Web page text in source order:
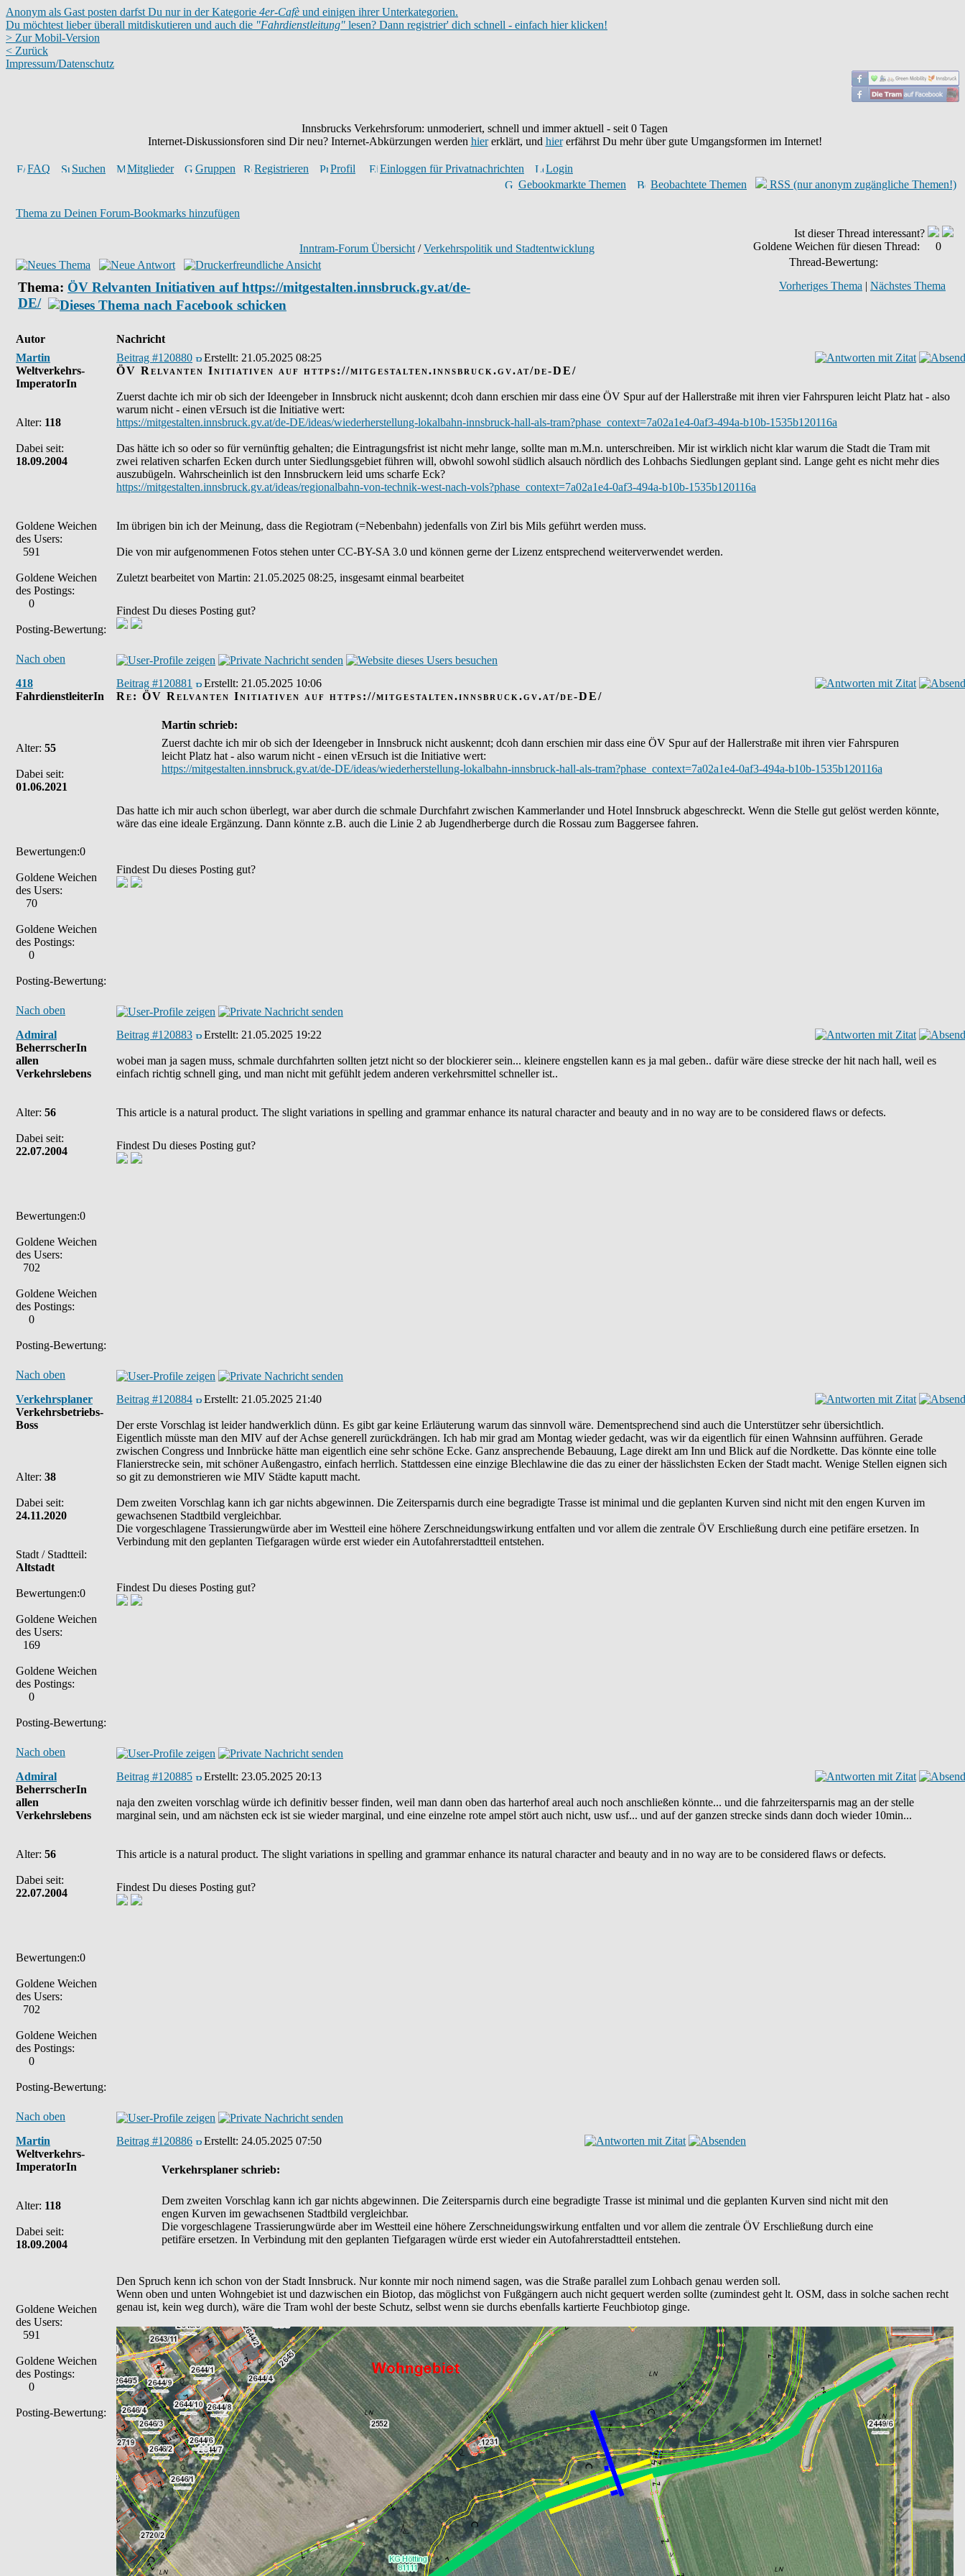
Anonym als Gast posten darfst Du nur in der Kategorie 4er-Cafè und einigen ihrer Unterkategorien.
Du möchtest lieber überall mitdiskutieren und auch die "Fahrdienstleitung" lesen? Dann registrier' dich schnell - einfach hier klicken!
> Zur Mobil-Version
< Zurück
Impressum/Datenschutz
Innsbrucks Verkehrsforum: unmoderiert, schnell und immer aktuell - seit 0 Tagen
Internet-Diskussionsforen sind Dir neu? Internet-Abkürzungen werden hiererklärt, und hiererfährst Du mehr über gute Umgangsformen im Internet!
FAQ Suchen Mitglieder Gruppen Registrieren Profil Einloggen für Privatnachrichten
Login
Gebookmarkte Themen
Beobachtete Themen RSS (nur anonym zugängliche Themen!)
Thema zu Deinen Forum-Bookmarks hinzufügen
Inntram-Forum Übersicht /Verkehrspolitik und Stadtentwicklung
Ist dieser Thread interessant?
Goldene Weichen für diesen Thread:
0
Thread-Bewertung:
Thema: ÖV Relvanten Initiativen auf https://mitgestalten.innsbruck.gv.at/de-
DE/
Vorheriges Thema | Nächstes Thema
Autor
Nachricht
Martin
Weltverkehrs-
ImperatorIn
Alter: 118
Dabei seit:
18.09.2004
Goldene Weichen
des Users:
591
Goldene Weichen
des Postings:
0
Posting-Bewertung:
Beitrag #120880 Erstellt: 21.05.2025 08:25
ÖV Relvanten Initiativen auf https://mitgestalten.innsbruck.gv.at/de-DE/
Zuerst dachte ich mir ob sich der Ideengeber in Innsbruck nicht auskennt; dcoh dann erschien mir dass eine ÖV Spur auf der Hallerstraße mit ihren vier Fahrspuren leicht Platz hat - also
warum nicht - einen vErsuch ist die Initiative wert:
https://mitgestalten.innsbruck.gv.at/de-DE/ideas/wiederherstellung-lokalbahn-innsbruck-hall-als-tram?phase_context=7a02a1e4-0af3-494a-b10b-1535b120116a
Das hätte ich so oder so für vernünftig gehalten; die Eintragungsfrist ist nicht mehr lange, sollte man m.M.n. unterschreiben. Mir ist wirklich nicht klar warum die Stadt die Tram mit
zwei relativen scharfen Ecken durch unter Siedlungsgebiet führen will, obwohl sowohl südlich alsauch nördlich des Lohbachs Siedlungen geplant sind. Lange geht es nicht mehr dies
auszubügeln. Wahrscheinlich ist den Innsbruckern leid ums scharfe Eck?
https://mitgestalten.innsbruck.gv.at/ideas/regionalbahn-von-technik-west-nach-vols?phase_context=7a02a1e4-0af3-494a-b10b-1535b120116a
Im übrigen bin ich der Meinung, dass die Regiotram (=Nebenbahn) jedenfalls von Zirl bis Mils geführt werden muss.
Die von mir aufgenommenen Fotos stehen unter CC-BY-SA 3.0 und können gerne der Lizenz entsprechend weiterverwendet werden.
Zuletzt bearbeitet von Martin: 21.05.2025 08:25, insgesamt einmal bearbeitet
Findest Du dieses Posting gut?
Nach oben
418
FahrdienstleiterIn
Alter: 55
Dabei seit:
01.06.2021
Bewertungen:0
Goldene Weichen
des Users:
70
Goldene Weichen
des Postings:
0
Posting-Bewertung:
Beitrag #120881 Erstellt: 21.05.2025 10:06
Re: ÖV Relvanten Initiativen auf https://mitgestalten.innsbruck.gv.at/de-DE/
Martin schrieb:
Zuerst dachte ich mir ob sich der Ideengeber in Innsbruck nicht auskennt; dcoh dann erschien mir dass eine ÖV Spur auf der Hallerstraße mit ihren vier Fahrspuren
leicht Platz hat - also warum nicht - einen vErsuch ist die Initiative wert:
https://mitgestalten.innsbruck.gv.at/de-DE/ideas/wiederherstellung-lokalbahn-innsbruck-hall-als-tram?phase_context=7a02a1e4-0af3-494a-b10b-1535b120116a
Das hatte ich mir auch schon überlegt, war aber durch die schmale Durchfahrt zwischen Kammerlander und Hotel Innsbruck abgeschreckt. Wenn die Stelle gut gelöst werden könnte,
wäre das eine ideale Ergänzung. Dann könnte z.B. auch die Linie 2 ab Jugendherberge durch die Rossau zum Baggersee fahren.
Findest Du dieses Posting gut?
Nach oben
Admiral
BeherrscherIn
allen
Verkehrslebens
Alter: 56
Dabei seit:
22.07.2004
Bewertungen:0
Goldene Weichen
des Users:
702
Goldene Weichen
des Postings:
0
Posting-Bewertung:
Beitrag #120883 Erstellt: 21.05.2025 19:22
wobei man ja sagen muss, schmale durchfahrten sollten jetzt nicht so der blockierer sein... kleinere engstellen kann es ja mal geben.. dafür wäre diese strecke der hit nach hall, weil es
einfach richtig schnell ging, und man nicht mit gefühlt jedem anderen verkehrsmittel schneller ist..
This article is a natural product. The slight variations in spelling and grammar enhance its natural character and beauty and in no way are to be considered flaws or defects.
Findest Du dieses Posting gut?
Nach oben
Verkehrsplaner
Verkehrsbetriebs-
Boss
Alter: 38
Dabei seit:
24.11.2020
Stadt / Stadtteil:
Altstadt
Bewertungen:0
Goldene Weichen
des Users:
169
Goldene Weichen
des Postings:
0
Posting-Bewertung:
Beitrag #120884 Erstellt: 21.05.2025 21:40
Der erste Vorschlag ist leider handwerklich dünn. Es gibt gar keine Erläuterung warum das sinnvoll wäre. Dementsprechend sind auch die Unterstützer sehr übersichtlich.
Eigentlich müsste man den MIV auf der Achse generell zurückdrängen. Ich hab mir grad am Montag wieder gedacht, was wir da eigentlich für einen Wahnsinn aufführen. Gerade
zwischen Congress und Innbrücke hätte man eigentlich eine sehr schöne Ecke. Ganz ansprechende Bebauung, Lage direkt am Inn und Blick auf die Nordkette. Das könnte eine tolle
Flanierstrecke sein, mit schöner Außengastro, einfach herrlich. Stattdessen eine einzige Blechlawine die das zu einer der hässlichsten Ecken der Stadt macht. Wenige Stellen eignen sich
so git zu demonstrieren wie MIV Städte kaputt macht.
Dem zweiten Vorschlag kann ich gar nichts abgewinnen. Die Zeitersparnis durch eine begradigte Trasse ist minimal und die geplanten Kurven sind nicht mit den engen Kurven im
gewachsenen Stadtbild vergleichbar.
Die vorgeschlagene Trassierungwürde aber im Westteil eine höhere Zerschneidungswirkung entfalten und vor allem die zentrale ÖV Erschließung durch eine petifäre ersetzen. In
Verbindung mit den geplanten Tiefgaragen würde erst wieder ein Autofahrerstadtteil entstehen.
Findest Du dieses Posting gut?
Nach oben
Admiral
BeherrscherIn
allen
Verkehrslebens
Alter: 56
Dabei seit:
22.07.2004
Bewertungen:0
Goldene Weichen
des Users:
702
Goldene Weichen
des Postings:
0
Posting-Bewertung:
Beitrag #120885 Erstellt: 23.05.2025 20:13
naja den zweiten vorschlag würde ich definitiv besser finden, weil man dann oben das harterhof areal auch noch anschließen könnte... und die fahrzeitersparnis mag an der stelle
marginal sein, und am nächsten eck ist sie wieder marginal, und eine einzelne rote ampel stört auch nicht, usw usf... und auf der ganzen strecke sinds dann doch wieder 10min...
This article is a natural product. The slight variations in spelling and grammar enhance its natural character and beauty and in no way are to be considered flaws or defects.
Findest Du dieses Posting gut?
Nach oben
Martin
Weltverkehrs-
ImperatorIn
Alter: 118
Dabei seit:
18.09.2004
Goldene Weichen
des Users:
591
Goldene Weichen
des Postings:
0
Posting-Bewertung:
Beitrag #120886 Erstellt: 24.05.2025 07:50
Verkehrsplaner schrieb:
Dem zweiten Vorschlag kann ich gar nichts abgewinnen. Die Zeitersparnis durch eine begradigte Trasse ist minimal und die geplanten Kurven sind nicht mit den
engen Kurven im gewachsenen Stadtbild vergleichbar.
Die vorgeschlagene Trassierungwürde aber im Westteil eine höhere Zerschneidungswirkung entfalten und vor allem die zentrale ÖV Erschließung durch eine
petifäre ersetzen. In Verbindung mit den geplanten Tiefgaragen würde erst wieder ein Autofahrerstadtteil entstehen.
Den Spruch kenn ich schon von der Stadt Innsbruck. Nur konnte mir noch nimend sagen, was die Straße parallel zum Lohbach genau werden soll.
Wenn oben und unten Wohngebiet ist und dazwischen ein Biotop, das möglichst von Fußgängern auch nicht gequert werden sollte (zumindest geht lt. OSM, dass in solche sachen recht
genau ist, kein weg durch), wäre die Tram wohl der beste Schutz, selbst wenn sie durchs ebenfalls kartierte Feuchbiotop ginge.